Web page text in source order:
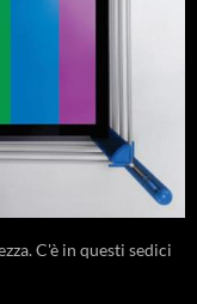
C'è in questi sedici